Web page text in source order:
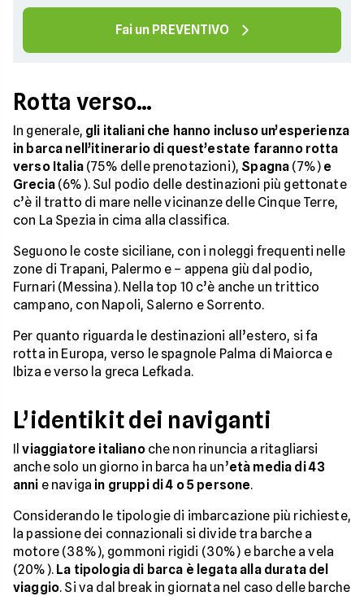
Fai un PREVENTIVO
Rotta verso…
In generale, gli italiani che hanno incluso un’esperienza
in barca nell’itinerario di quest’estate faranno rotta
verso Italia(75% delle prenotazioni), Spagna (7%) e
Grecia(6%). Sul podio delle destinazioni più gettonate
c’è il tratto di mare nelle vicinanze delle Cinque Terre,
con La Spezia in cima alla classifica.
Seguono le coste siciliane, con i noleggi frequenti nelle
zone di Trapani, Palermo e – appena giù dal podio,
Furnari (Messina). Nella top 10 c’è anche un trittico
campano, con Napoli, Salerno e Sorrento.
Per quanto riguarda le destinazioni all’estero, si fa
rotta in Europa, verso le spagnole Palma di Maiorca e
Ibiza e verso la greca Lefkada.
L’identikit dei naviganti
Ilviaggiatore italianoche non rinuncia a ritagliarsi
anche solo un giorno in barca ha un’età media di 43
anni e naviga in gruppi di 4 o 5 persone.
Considerando le tipologie di imbarcazione più richieste,
la passione dei connazionali si divide tra barche a
motore (38%), gommoni rigidi (30%) e barche a vela
(20%). La tipologia di barca è legata alla durata del
viaggio. Si va dal break in giornata nel caso delle barche